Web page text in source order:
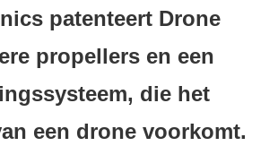
patenteert Drone
propellers en een
die het
een drone voorkomt.